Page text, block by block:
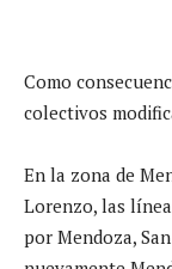
Como
colectivos
En la zona de
Lorenzo, las
por Mendoza,